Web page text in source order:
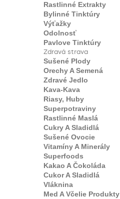
Rastlinné Extrakty
Bylinné Tinktúry
Výťažky
Odolnosť
Pavlove Tinktúry
Zdravá strava
Sušené Plody
Orechy A Semená
Zdravé Jedlo
Kava-Kava
Riasy, Huby
Superpotraviny
Rastlinné Maslá
Cukry A Sladidlá
Sušené Ovocie
Vitamíny A Minerály
Superfoods
Kakao A Čokoláda
Cukor A Sladidlá
Vláknina
Med A Včelie Produkty